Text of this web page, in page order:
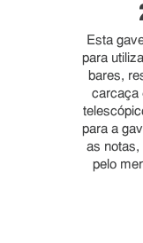
Esta
para
bares,
carcaça
para a
as notas,
pelo